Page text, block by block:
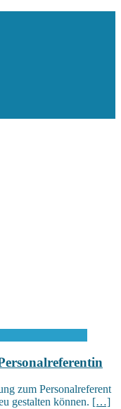
zum Personalreferent
gestalten können. […]